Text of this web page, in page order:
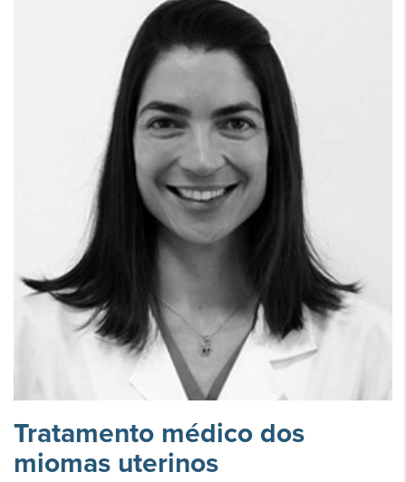
Tratamento médico dos
miomas uterinos